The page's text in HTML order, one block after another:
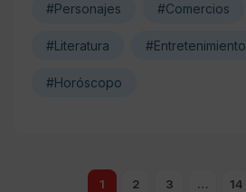
#Personajes #Comercios
#Literatura #Entretenimiento
#Horóscopo
1 2 3 … 14